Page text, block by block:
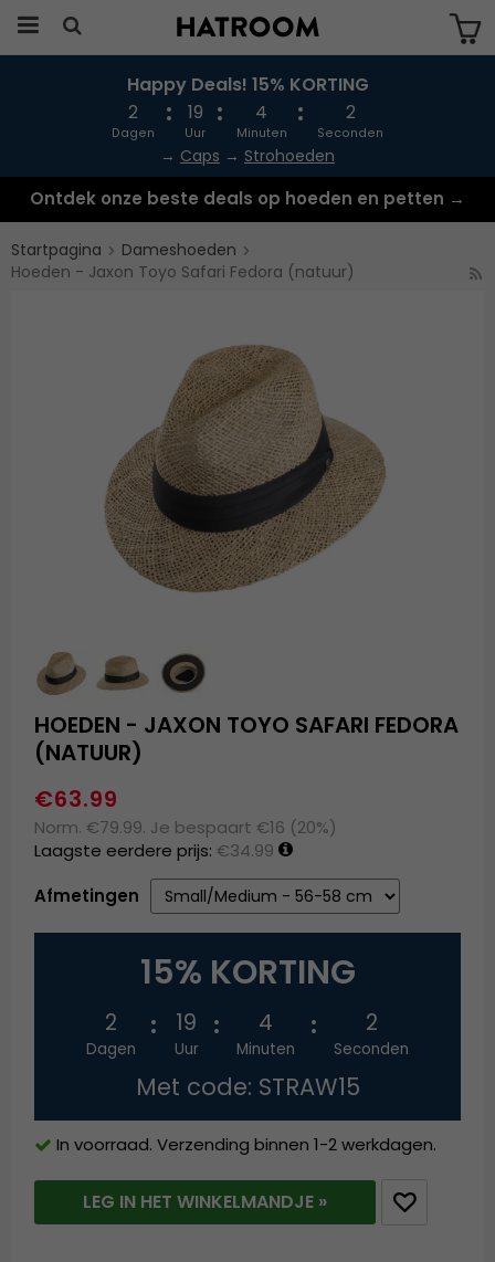
Produkten har blivit tillagd i varukorgen
Happy Deals! 15% KORTING
2
Dagen
19
Uur
4
Minuten
2
Seconden
→ Caps → Strohoeden
Ontdek onze beste deals op hoeden en petten →
Startpagina
Dameshoeden
Hoeden - Jaxon Toyo Safari Fedora (natuur)
HOEDEN - JAXON TOYO SAFARI FEDORA
(NATUUR)
€63.99
Norm. €79.99. Je bespaart €16 (20%)
Laagste eerdere prijs: €34.99
Afmetingen
15% KORTING
2
Dagen
19
Uur
4
Minuten
2
Seconden
Met code: STRAW15
In voorraad. Verzending binnen 1-2 werkdagen.
LEG IN HET WINKELMANDJE »